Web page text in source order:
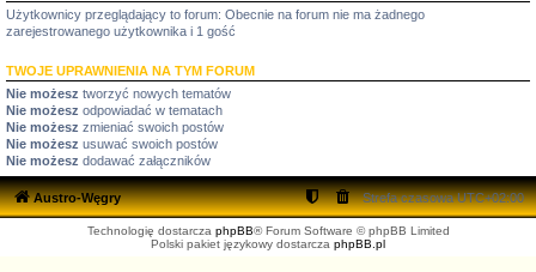
Użytkownicy przeglądający to forum: Obecnie na forum nie ma żadnego
zarejestrowanego użytkownika i 1 gość
TWOJE UPRAWNIENIA NA TYM FORUM
Nie możesz tworzyć nowych tematów
Nie możesz odpowiadać w tematach
Nie możesz zmieniać swoich postów
Nie możesz usuwać swoich postów
Nie możesz dodawać załączników
Austro-Węgry Strefa czasowaUTC+02:00
Technologię dostarcza phpBB® Forum Software © phpBB Limited
Polski pakiet językowy dostarcza phpBB.pl